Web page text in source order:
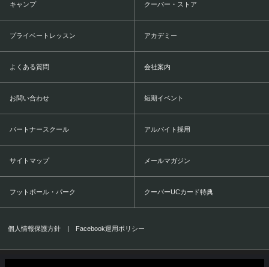
キャンプ クーバー・ストア
プライベートレッスン アカデミー
よくある質問 会社案内
お問い合わせ 短期イベント
パートナースクール アルバイト採用
サイトマップ メールマガジン
フットボール・パーク クーバーUCカード特典
個人情報保護方針 | Facebook運用ポリシー